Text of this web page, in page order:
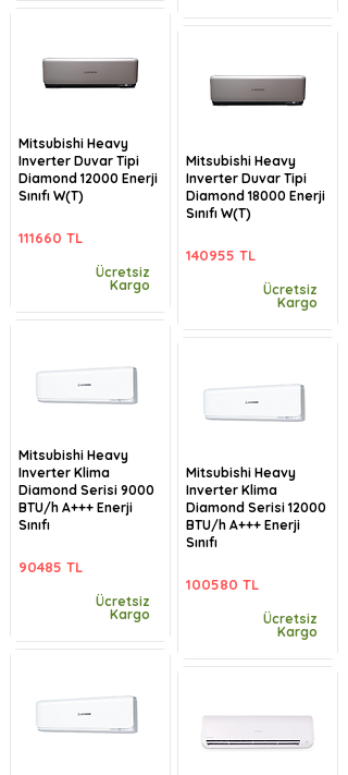
Mitsubishi Heavy
Inverter Duvar Tipi
Diamond 12000 Enerji
Sınıfı W(T)
111660 TL
Ücretsiz
Kargo
Mitsubishi Heavy
Inverter Klima
Diamond Serisi 9000
BTU/h A+++ Enerji
Sınıfı
90485 TL
Ücretsiz
Kargo
Mitsubishi Heavy
Inverter Duvar Tipi
Diamond 18000 Enerji
Sınıfı W(T)
140955 TL
Ücretsiz
Kargo
Mitsubishi Heavy
Inverter Klima
Diamond Serisi 12000
BTU/h A+++ Enerji
Sınıfı
100580 TL
Ücretsiz
Kargo